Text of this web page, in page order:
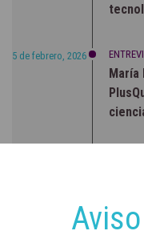
5 de febrero, 2026
María